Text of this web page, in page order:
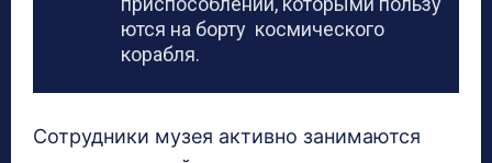
ются на борту космического
корабля.
Сотрудники музея активно занимаются